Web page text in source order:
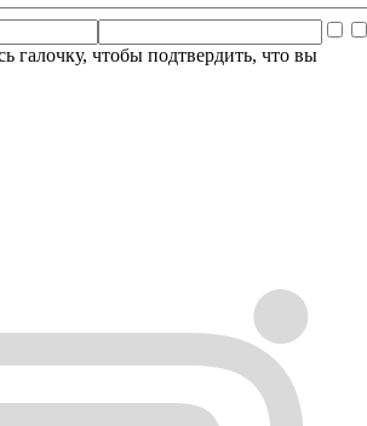
галочку, чтобы подтвердить, что вы